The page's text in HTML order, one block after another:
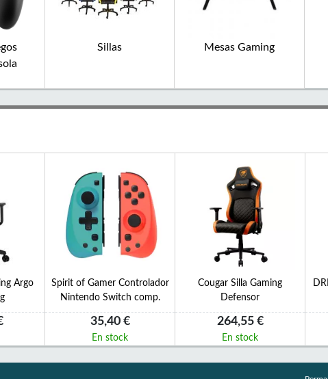
Sillas Mesas Gaming
Argo
Spirit of Gamer Controlador
Nintendo Switch comp.
35,40 €
En stock
Cougar Silla Gaming
Defensor
264,55 €
En stock